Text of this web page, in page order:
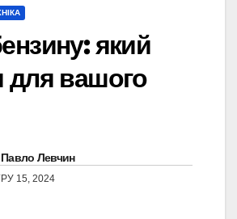
який
для вашого
Павло Левчин
15, 2024